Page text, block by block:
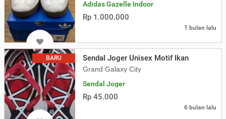
Adidas Gazelle Indoor
Rp 1.000.000
1 bulan lalu
BARU Sendal Joger Unisex Motif Ikan
Grand Galaxy City
Sendal Joger
Rp 45.000
6 bulan lalu